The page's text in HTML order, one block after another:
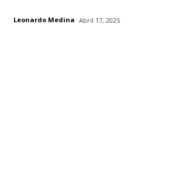
Leonardo Medina Abril 17, 2025